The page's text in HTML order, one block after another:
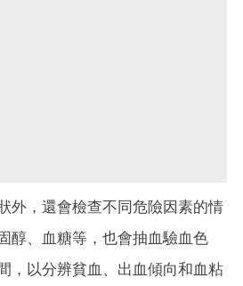
外，還會檢查不同危險因素的情
醇、血糖等，也會抽血驗血色
，以分辨貧血、出血傾向和血粘